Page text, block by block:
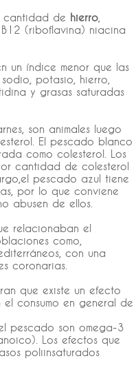
cantidad de hierro
(riboflavina) niacina
un índice menor que las
potasio, hierro,
y grasas saturadas
son animales luego
El pescado blanco
como colesterol. Los
cantidad de colesterol
pescado azul tiene
por lo que conviene
abusen de ellos.
relacionaban el
como,
con una
coronarias.
que existe un efecto
consumo en general de
pescado son omega-3
Los efectos que
poliinsaturados